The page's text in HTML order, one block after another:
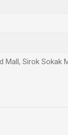
Mall, Sirok Sokak